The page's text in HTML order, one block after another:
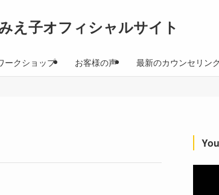
え子オフィシャルサイト
ークショップ お客様の声 最新のカウンセリン